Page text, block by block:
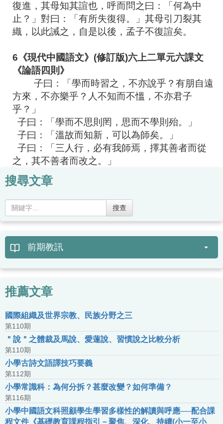
復進，其母知其諠也，呼而問之曰：「何為中
止？」對曰：「有所失復得。」其母引刀裂其
織，以此誡之，自是以後，孟子不復諠矣。
6 《現代中國語文》 (修訂版)六上二單元六課文
《論語四則》
子曰：「學而時習之，不亦說乎？有朋自遠
方來，不亦樂乎？人不知而不慍，不亦君子
乎？」
子曰：「學而不思則罔，思而不學則殆。」
子曰：「溫故而知新，可以為師矣。」
子曰：「三人行，必有我師焉，擇其善者而從
之，其不善者而改之。」
搜尋文章
搜查
前期教訊
推薦文章
國際組織及世界宗教、民族分野之三
第110期
＂說＂之體裁及馬說、愛蓮說、習慣說之比較分析
第110期
小學古詩文語譯技巧要義
第112期
小學常識科：為何分拆？甚麼改變？如何準備？
第116期
小學中國語文科照顧學生學習多樣性的解讀與呼應──配合課
程文件《基礎教育課程指引－聚焦、深化、持續(小一至小